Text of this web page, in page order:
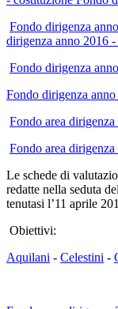
Fondo dirigenza
dirigenza anno 2016
Fondo dirigenza
Fondo dirigenza
Fondo area dirigenza
Fondo area dirigenza
Le schede di
redatte nella seduta
tenutasi l’11 aprile
Obiettivi:
Aquilani - Celestini -